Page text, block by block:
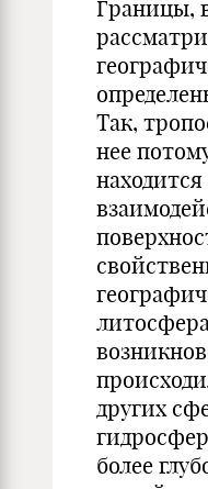
Границы,
Так,
нее
других
более